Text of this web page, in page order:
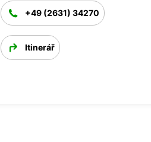
+49 (2631) 34270
Itinerář